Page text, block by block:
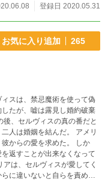
登録日 2020.05.31
お気に入り追加 265
スは、禁忌魔術を使って偽
たが、嘘は露見し婚約破棄
人は婚姻を結んだ。 アメリ
らの愛を求めた。 しか
返すことが出来なくなって
に違いないと自らを責めは